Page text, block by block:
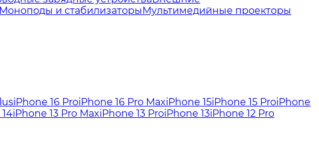
Моноподы и стабилизаторыМультимедийные проекторы
iPhone 16 ProiPhone 16 Pro MaxiPhone 15iPhone 15 ProiPhone
iPhone 13 Pro MaxiPhone 13 ProiPhone 13iPhone 12 Pro